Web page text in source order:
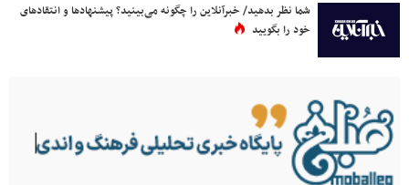
شما نظر بدهید/ خبرآنلاین را چگونه می‌بینید؟ پیشنهادها و انتقادهای
خود را بگویید